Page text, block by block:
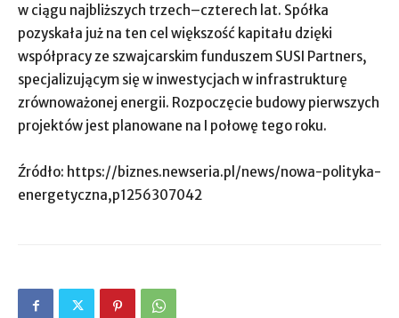
w ciągu najbliższych trzech–czterech lat. Spółka
pozyskała już na ten cel większość kapitału dzięki
współpracy ze szwajcarskim funduszem SUSI Partners,
specjalizującym się w inwestycjach w infrastrukturę
zrównoważonej energii. Rozpoczęcie budowy pierwszych
projektów jest planowane na I połowę tego roku.
Źródło: https://biznes.newseria.pl/news/nowa-polityka-
energetyczna,p1256307042